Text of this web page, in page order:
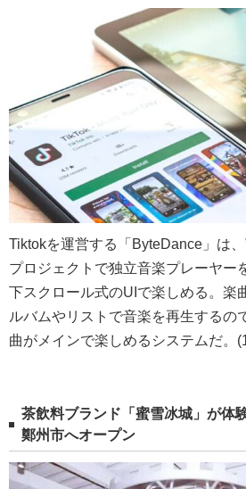
Tiktokを運営する「ByteDance」は、
プロジェクトで独立音楽プレーヤー
下スクロール式のUIで楽しめる。楽
ルバムやリストで音楽を再生するの
曲がメインで楽しめるシステムだ。
茶飲料ブランド「蜜雪冰城」が体
鄭州市へオープン